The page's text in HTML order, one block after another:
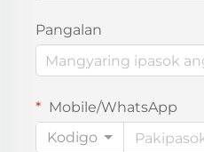
Pangalan
Mobile/WhatsApp
Kodigo